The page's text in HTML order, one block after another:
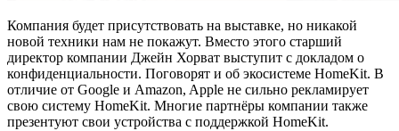
Компания будет присутствовать на выставке, но никакой
новой техники нам не покажут. Вместо этого старший
директор компании Джейн Хорват выступит с докладом о
конфиденциальности. Поговорят и об экосистеме HomeKit. В
отличие от Google и Amazon, Apple не сильно рекламирует
свою систему HomeKit. Многие партнёры компании также
презентуют свои устройства с поддержкой HomeKit.